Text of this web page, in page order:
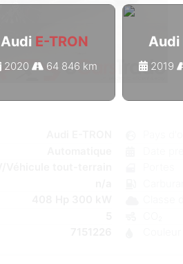
Audi E-TRON
2020 64 846 km
Audi
2019